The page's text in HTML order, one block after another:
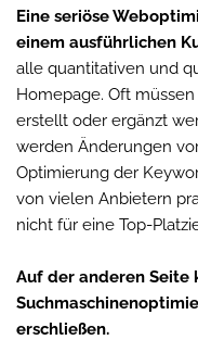
Eine seriöse
einem ausführlichen
alle quantitativen und
Homepage. Oft
erstellt oder ergänzt
werden Änderungen
Optimierung der
von vielen Anbietern
nicht für eine Top-
Auf der anderen Seite
erschließen.